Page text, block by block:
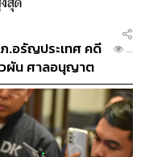
.อรัญประเทศ คดี
ผัน ศาลอนุญาต
...